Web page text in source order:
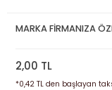
MARKA FİRMANIZA
2,00 TL
*0,42 TL den başlayan